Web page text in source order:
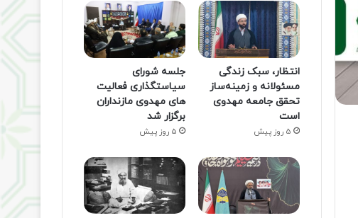
انتظار، سبک زندگی
مسئولانه و زمینه‌ساز
تحقق جامعه مهدوی
است
5 روز پیش
جلسه شورای
سیاستگذاری فعالیت
های مهدوی مازنداران
برگزار شد
5 روز پیش